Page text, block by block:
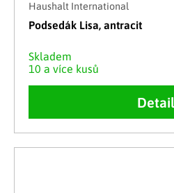
Haushalt International
Podsedák Lisa, antracit
Skladem
10 a více kusů
Detail